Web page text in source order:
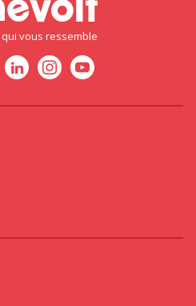
vous ressemble